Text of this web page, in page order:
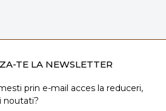
TE LA NEWSLETTER
prin e-mail acces la reduceri,
noutati?